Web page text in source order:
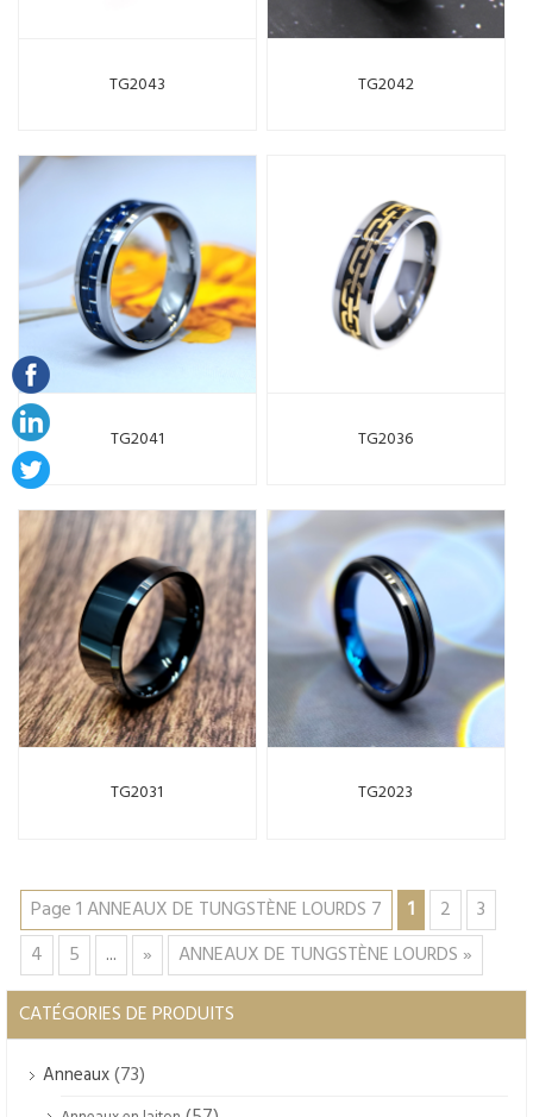
TG2043 TG2042
TG2041 TG2036
TG2031 TG2023
Page 1 ANNEAUX DE TUNGSTÈNE LOURDS 7 1 2
3
4
5 ... »
ANNEAUX DE TUNGSTÈNE LOURDS »
CATÉGORIES DE PRODUITS
Anneaux(73)